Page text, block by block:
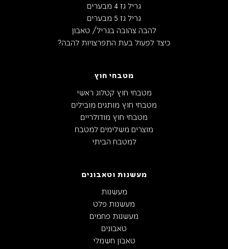
גריל גז 4 מבערים
גריל גז 5 מבערים
להבה צהובה בגריל/ טאבון
כיצד לפעול בעת התפרצויות להבה?
מטבחי חוץ
מטבחי חוץ קטלוג ראשי
מטבחי חוץ מותגים מובילים
מטבחי חוץ מודולריים
מוצרים משלימים למטבח
למטבח הביתי
מעשנות וטאבונים
מעשנות
מעשנות פלט
מעשנות פחמים
טאבונים
טאבון חשמלי